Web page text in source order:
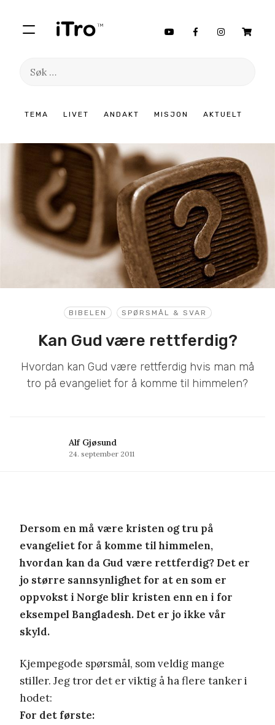
TEMA LIVET ANDAKT MISJON AKTUELT
Søk
innhold
BIBELEN SPØRSMÅL & SVAR
Kan Gud være rettferdig?
Hvordan kan Gud være rettferdig hvis man må
tro på evangeliet for å komme til himmelen?
Alf Gjøsund
24. september 2011
Dersom en må være kristen og tru på
evangeliet for å komme til himmelen,
hvordan kan da Gud være rettferdig? Det er
jo større sannsynlighet for at en som er
oppvokst i Norge blir kristen enn en i for
eksempel Bangladesh. Det er jo ikke vår
skyld.
Kjempegode spørsmål, som veldig mange
stiller. Jeg tror det er viktig å ha flere tanker i
hodet:
For det første: